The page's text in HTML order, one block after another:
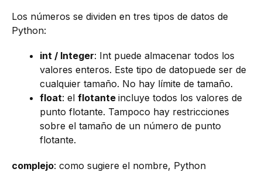
Los números se dividen en tres tipos de datos de
Python:
int / Integer: Int puede almacenar todos los
valores enteros. Este tipo de datopuede ser de
cualquier tamaño. No hay límite de tamaño.
float: el flotante incluye todos los valores de
punto flotante. Tampoco hay restricciones
sobre el tamaño de un número de punto
flotante.
complejo: como sugiere el nombre, Python